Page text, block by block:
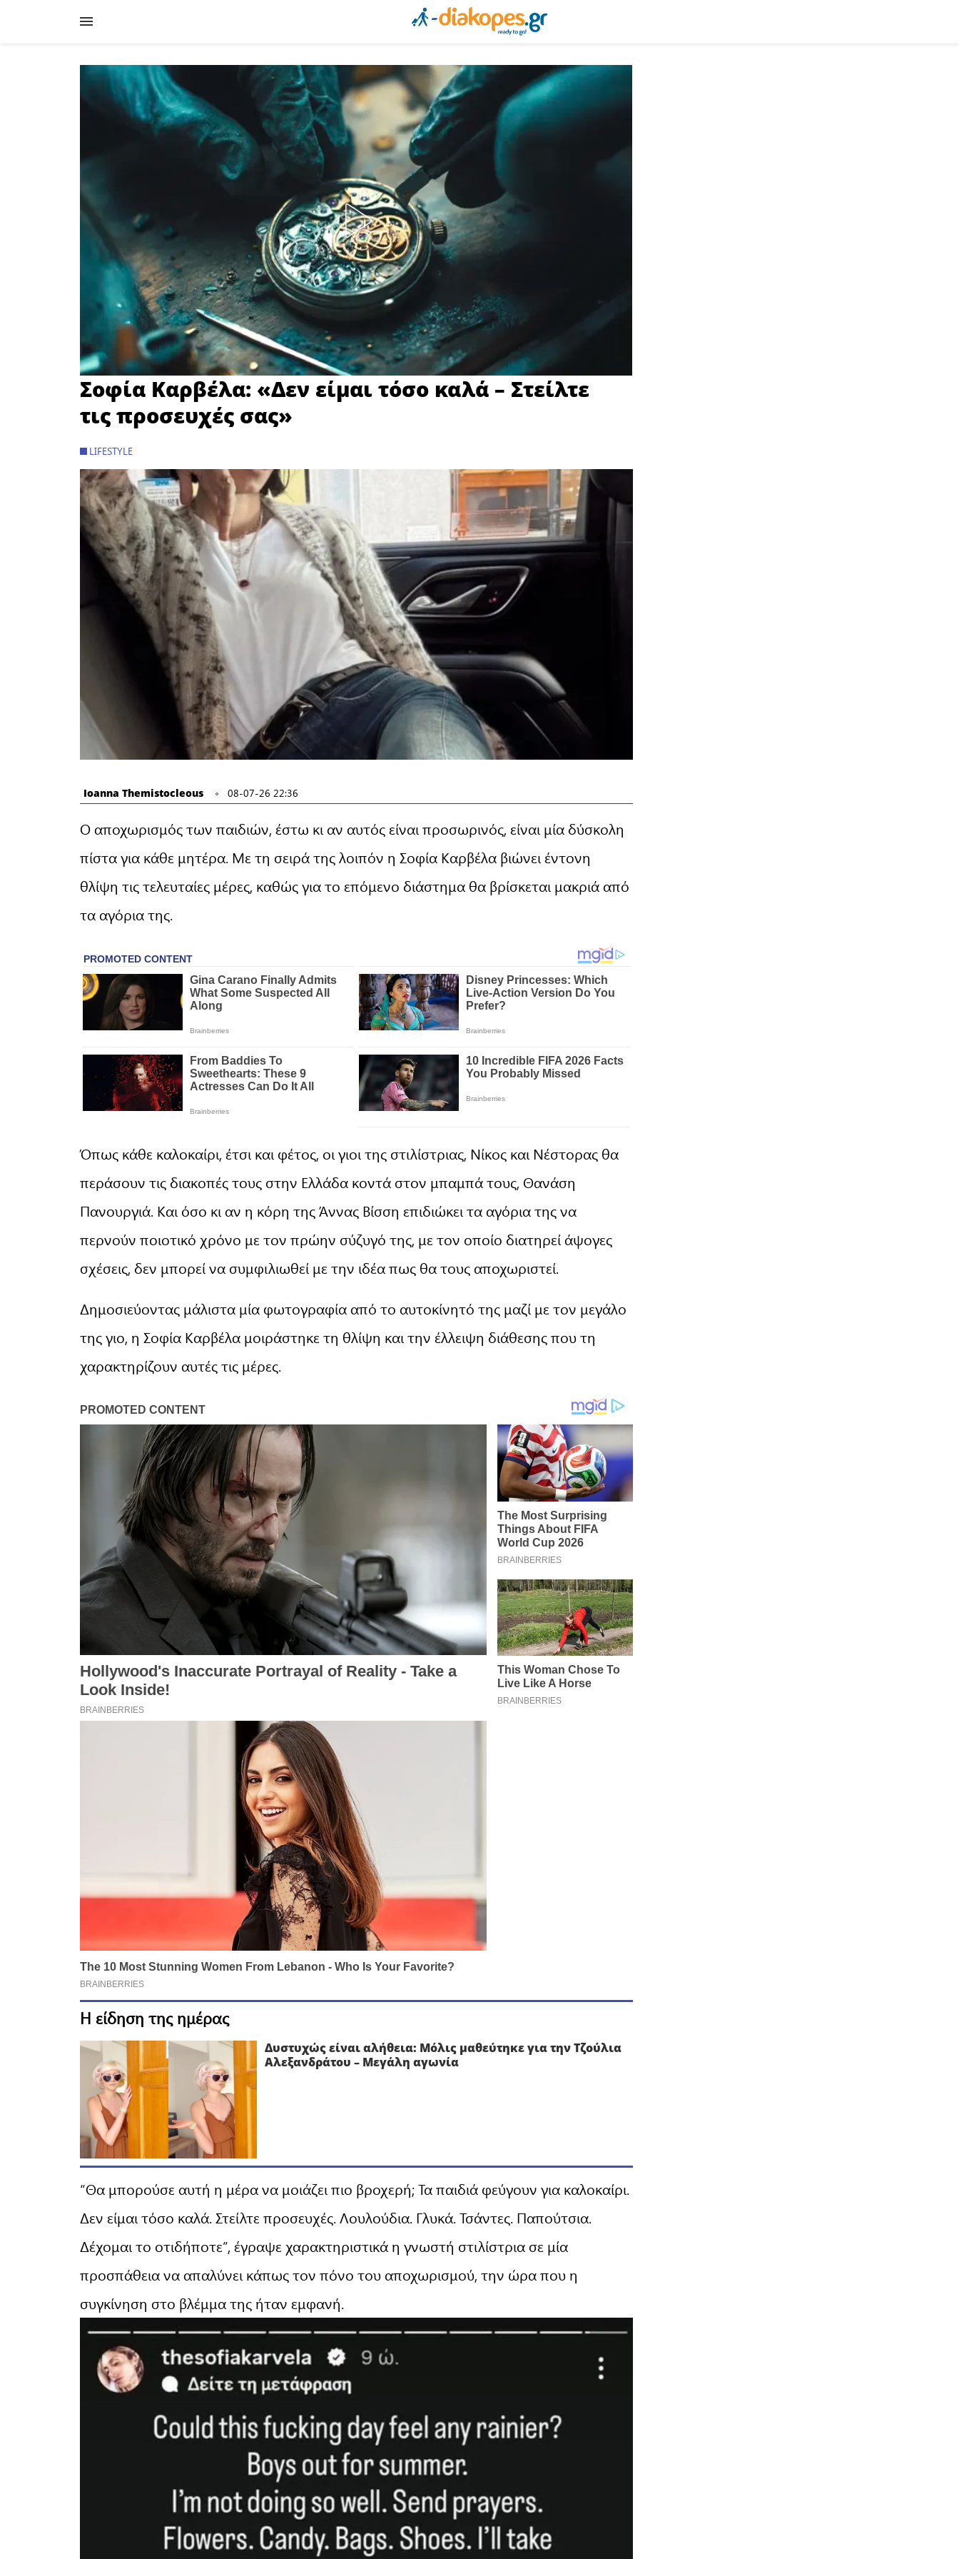
Σοφία Καρβέλα: «Δεν είμαι τόσο καλά – Στείλτε
τις προσευχές σας»
LIFESTYLE
Ioanna Themistocleous 08-07-26 22:36
Ο αποχωρισμός των παιδιών, έστω κι αν αυτός είναι προσωρινός, είναι μία δύσκολη
πίστα για κάθε μητέρα. Με τη σειρά της λοιπόν η Σοφία Καρβέλα βιώνει έντονη
θλίψη τις τελευταίες μέρες, καθώς για το επόμενο διάστημα θα βρίσκεται μακριά από
τα αγόρια της.
Όπως κάθε καλοκαίρι, έτσι και φέτος, οι γιοι της στιλίστριας, Νίκος και Νέστορας θα
περάσουν τις διακοπές τους στην Ελλάδα κοντά στον μπαμπά τους, Θανάση
Πανουργιά. Και όσο κι αν η κόρη της Άννας Βίσση επιδιώκει τα αγόρια της να
περνούν ποιοτικό χρόνο με τον πρώην σύζυγό της, με τον οποίο διατηρεί άψογες
σχέσεις, δεν μπορεί να συμφιλιωθεί με την ιδέα πως θα τους αποχωριστεί.
Δημοσιεύοντας μάλιστα μία φωτογραφία από το αυτοκίνητό της μαζί με τον μεγάλο
της γιο, η Σοφία Καρβέλα μοιράστηκε τη θλίψη και την έλλειψη διάθεσης που τη
χαρακτηρίζουν αυτές τις μέρες.
Η είδηση της ημέρας
Δυστυχώς είναι αλήθεια: Μόλις μαθεύτηκε για την Τζούλια
Αλεξανδράτου – Μεγάλη αγωνία
“Θα μπορούσε αυτή η μέρα να μοιάζει πιο βροχερή; Τα παιδιά φεύγουν για καλοκαίρι.
Δεν είμαι τόσο καλά. Στείλτε προσευχές. Λουλούδια. Γλυκά. Τσάντες. Παπούτσια.
Δέχομαι το οτιδήποτε”, έγραψε χαρακτηριστικά η γνωστή στιλίστρια σε μία
προσπάθεια να απαλύνει κάπως τον πόνο του αποχωρισμού, την ώρα που η
συγκίνηση στο βλέμμα της ήταν εμφανή.